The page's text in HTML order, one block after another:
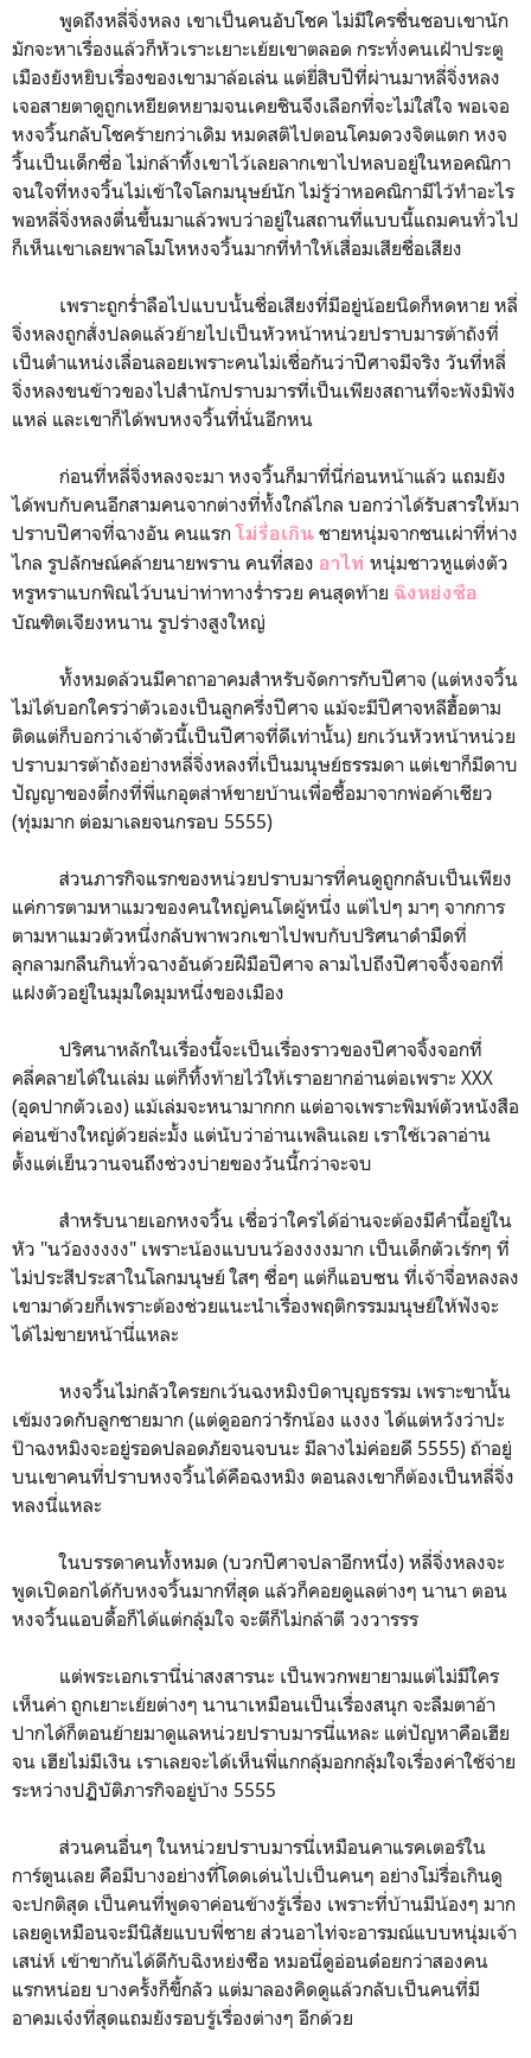
พูดถึงหลี่จิ่งหลง เขาเป็นคนอับโชค ไม่มีใครชื่นชอบเขานัก
มักจะหาเรื่องแล้วก็หัวเราะเยาะเย้ยเขาตลอด กระทั่งคนเฝ้าประตู
เมืองยังหยิบเรื่องของเขามาล้อเล่น แต่ยี่สิบปีที่ผ่านมาหลี่จิ่งหลง
เจอสายตาดูถูกเหยียดหยามจนเคยชินจึงเลือกที่จะไม่ใส่ใจ พอเจอ
หงจวิ้นกลับโชคร้ายกว่าเดิม หมดสติไปตอนโคมดวงจิตแตก หงจ
วิ้นเป็นเด็กซื่อ ไม่กล้าทิ้งเขาไว้เลยลากเขาไปหลบอยู่ในหอคณิกา
จนใจที่หงจวิ้นไม่เข้าใจโลกมนุษย์นัก ไม่รู้ว่าหอคณิกามีไว้ทำอะไร
พอหลี่จิ่งหลงตื่นขึ้นมาแล้วพบว่าอยู่ในสถานที่แบบนี้แถมคนทั่วไป
ก็เห็นเขาเลยพาลโมโหหงจวิ้นมากที่ทำให้เสื่อมเสียชื่อเสียง
เพราะถูกร่ำลือไปแบบนั้นชื่อเสียงที่มีอยู่น้อยนิดก็หดหาย หลี่
จิ่งหลงถูกสั่งปลดแล้วย้ายไปเป็นหัวหน้าหน่วยปราบมารต้าถังที่
เป็นตำแหน่งเลื่อนลอยเพราะคนไม่เชื่อกันว่าปีศาจมีจริง วันที่หลี่
จิ่งหลงขนข้าวของไปสำนักปราบมารที่เป็นเพียงสถานที่จะพังมิพัง
แหล่ และเขาก็ได้พบหงจวิ้นที่นั่นอีกหน
ก่อนที่หลี่จิ่งหลงจะมา หงจวิ้นก็มาที่นี่ก่อนหน้าแล้ว แถมยัง
ได้พบกับคนอีกสามคนจากต่างที่ทั้งใกล้ไกล บอกว่าได้รับสารให้มา
ปราบปีศาจที่ฉางอัน คนแรกโม่รื่อเกิน ชายหนุ่มจากชนเผ่าที่ห่าง
ไกล รูปลักษณ์คล้ายนายพราน คนที่สอง อาไท่ หนุ่มชาวหูแต่งตัว
หรูหราแบกพิณไว้บนบ่าท่าทางร่ำรวย คนสุดท้าย ฉิงหย่งซือ
บัณฑิตเจียงหนาน รูปร่างสูงใหญ่
ทั้งหมดล้วนมีคาถาอาคมสำหรับจัดการกับปีศาจ (แต่หงจวิ้น
ไม่ได้บอกใครว่าตัวเองเป็นลูกครึ่งปีศาจ แม้จะมีปีศาจหลีฮื้อตาม
ติดแต่ก็บอกว่าเจ้าตัวนี้เป็นปีศาจที่ดีเท่านั้น) ยกเว้นหัวหน้าหน่วย
ปราบมารต้าถังอย่างหลี่จิ่งหลงที่เป็นมนุษย์ธรรมดา แต่เขาก็มีดาบ
ปัญญาของตี๋กงที่พี่แกอุตส่าห์ขายบ้านเพื่อซื้อมาจากพ่อค้าเชียว
(ทุ่มมาก ต่อมาเลยจนกรอบ 5555)
ส่วนภารกิจแรกของหน่วยปราบมารที่คนดูถูกกลับเป็นเพียง
แค่การตามหาแมวของคนใหญ่คนโตผู้หนึ่ง แต่ไปๆ มาๆ จากการ
ตามหาแมวตัวหนึ่งกลับพาพวกเขาไปพบกับปริศนาดำมืดที่
ลุกลามกลืนกินทั่วฉางอันด้วยฝีมือปีศาจ ลามไปถึงปีศาจจิ้งจอกที่
แฝงตัวอยู่ในมุมใดมุมหนึ่งของเมือง
ปริศนาหลักในเรื่องนี้จะเป็นเรื่องราวของปีศาจจิ้งจอกที่
คลี่คลายได้ในเล่ม แต่ก็ทิ้งท้ายไว้ให้เราอยากอ่านต่อเพราะ XXX
(อุดปากตัวเอง) แม้เล่มจะหนามากกก แต่อาจเพราะพิมพ์ตัวหนังสือ
ค่อนข้างใหญ่ด้วยล่ะมั้ง แต่นับว่าอ่านเพลินเลย เราใช้เวลาอ่าน
ตั้งแต่เย็นวานจนถึงช่วงบ่ายของวันนี้กว่าจะจบ
สำหรับนายเอกหงจวิ้น เชื่อว่าใครได้อ่านจะต้องมีคำนี้อยู่ใน
หัว "นว้องงงงง" เพราะน้องแบบนว้องงงงมาก เป็นเด็กตัวเร้กๆ ที่
ไม่ประสีประสาในโลกมนุษย์ ใสๆ ซื่อๆ แต่ก็แอบซน ที่เจ้าจื่อหลงลง
เขามาด้วยก็เพราะต้องช่วยแนะนำเรื่องพฤติกรรมมนุษย์ให้ฟังจะ
ได้ไม่ขายหน้านี่แหละ
หงจวิ้นไม่กลัวใครยกเว้นฉงหมิงบิดาบุญธรรม เพราะขานั้น
เข้มงวดกับลูกชายมาก (แต่ดูออกว่ารักน้อง แงงง ได้แต่หวังว่าปะ
ป๊าฉงหมิงจะอยู่รอดปลอดภัยจนจบนะ มีลางไม่ค่อยดี 5555) ถ้าอยู่
บนเขาคนที่ปราบหงจวิ้นได้คือฉงหมิง ตอนลงเขาก็ต้องเป็นหลี่จิ่ง
หลงนี่แหละ
ในบรรดาคนทั้งหมด (บวกปีศาจปลาอีกหนึ่ง) หลี่จิ่งหลงจะ
พูดเปิดอกได้กับหงจวิ้นมากที่สุด แล้วก็คอยดูแลต่างๆ นานา ตอน
หงจวิ้นแอบดื้อก็ได้แต่กลุ้มใจ จะตีก็ไม่กล้าตี วงวารรร
แต่พระเอกเรานี่น่าสงสารนะ เป็นพวกพยายามแต่ไม่มีใคร
เห็นค่า ถูกเยาะเย้ยต่างๆ นานาเหมือนเป็นเรื่องสนุก จะลืมตาอ้า
ปากได้ก็ตอนย้ายมาดูแลหน่วยปราบมารนี่แหละ แต่ปัญหาคือเฮีย
จน เฮียไม่มีเงิน เราเลยจะได้เห็นพี่แกกลุ้มอกกลุ้มใจเรื่องค่าใช้จ่าย
ระหว่างปฏิบัติภารกิจอยู่บ้าง 5555
ส่วนคนอื่นๆ ในหน่วยปราบมารนี่เหมือนคาแรคเตอร์ใน
การ์ตูนเลย คือมีบางอย่างที่โดดเด่นไปเป็นคนๆ อย่างโม่รื่อเกินดู
จะปกติสุด เป็นคนที่พูดจาค่อนข้างรู้เรื่อง เพราะที่บ้านมีน้องๆ มาก
เลยดูเหมือนจะมีนิสัยแบบพี่ชาย ส่วนอาไท่จะอารมณ์แบบหนุ่มเจ้า
เสน่ห์ เข้าขากันได้ดีกับฉิงหย่งซือ หมอนี่ดูอ่อนด๋อยกว่าสองคน
แรกหน่อย บางครั้งก็ขี้กลัว แต่มาลองคิดดูแล้วกลับเป็นคนที่มี
อาคมเจ๋งที่สุดแถมยังรอบรู้เรื่องต่างๆ อีกด้วย